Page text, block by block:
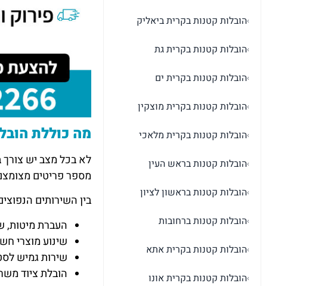
›הובלות קטנות בקרית ביאליק
›הובלות קטנות בקרית גת
›הובלות קטנות בקרית ים
›הובלות קטנות בקרית מוצקין
›הובלות קטנות בקרית מלאכי
›הובלות קטנות בראש העין
›הובלות קטנות בראשון לציון
›הובלות קטנות ברחובות
›הובלות קטנות בקרית אתא
›הובלות קטנות בקרית אונו
מה כוללת
לא בכל מצב יש
מספר פריטים
בין השירותים
העברת מיטות,
שינוע מוצרי
שירות גמיש
הובלת ציוד